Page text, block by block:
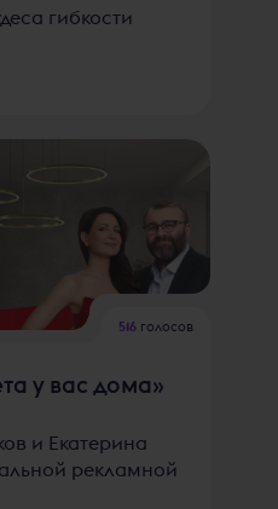
гибкости
516 голосов
у вас дома»
и Екатерина
рекламной